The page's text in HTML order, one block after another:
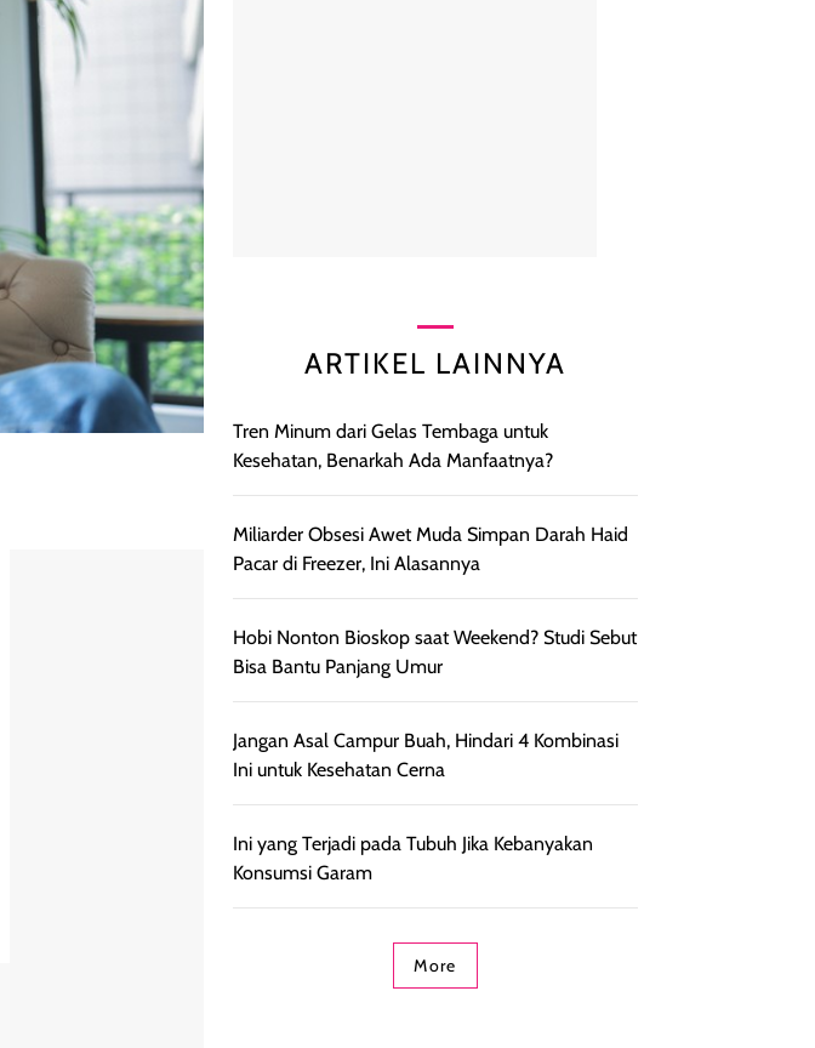
ARTIKEL LAINNYA
Tren Minum dari Gelas Tembaga untuk
Kesehatan, Benarkah Ada Manfaatnya?
Miliarder Obsesi Awet Muda Simpan Darah Haid
Pacar di Freezer, Ini Alasannya
Hobi Nonton Bioskop saat Weekend? Studi Sebut
Bisa Bantu Panjang Umur
Jangan Asal Campur Buah, Hindari 4 Kombinasi
Ini untuk Kesehatan Cerna
Ini yang Terjadi pada Tubuh Jika Kebanyakan
Konsumsi Garam
More